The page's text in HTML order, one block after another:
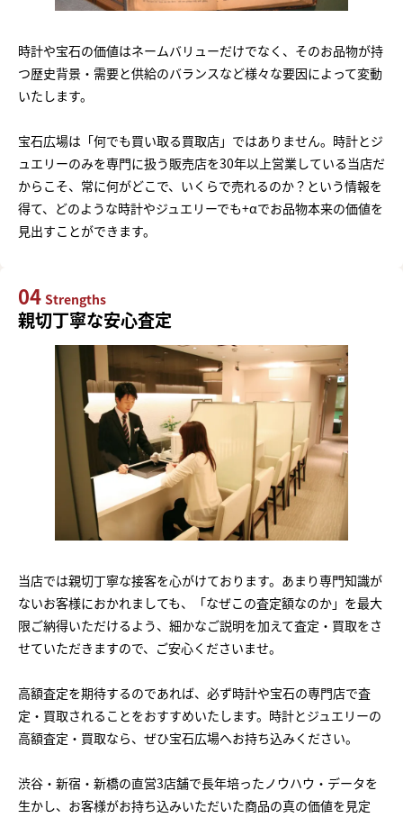
時計や宝石の価値はネームバリューだけでなく、そのお品物が持
つ歴史背景・需要と供給のバランスなど様々な要因によって変動
いたします。
宝石広場は「何でも買い取る買取店」ではありません。時計とジ
ュエリーのみを専門に扱う販売店を30年以上営業している当店だ
からこそ、常に何がどこで、いくらで売れるのか？という情報を
得て、どのような時計やジュエリーでも+αでお品物本来の価値を
見出すことができます。
04 Strengths
親切丁寧な安心査定
当店では親切丁寧な接客を心がけております。あまり専門知識が
ないお客様におかれましても、「なぜこの査定額なのか」を最大
限ご納得いただけるよう、細かなご説明を加えて査定・買取をさ
せていただきますので、ご安心くださいませ。
高額査定を期待するのであれば、必ず時計や宝石の専門店で査
定・買取されることをおすすめいたします。時計とジュエリーの
高額査定・買取なら、ぜひ宝石広場へお持ち込みください。
渋谷・新宿・新橋の直営3店舗で長年培ったノウハウ・データを
生かし、お客様がお持ち込みいただいた商品の真の価値を見定